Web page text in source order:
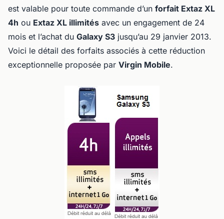
est valable pour toute commande d’un forfait Extaz XL
4h ou Extaz XL illimités avec un engagement de 24
mois et l’achat du Galaxy S3 jusqu’au 29 janvier 2013.
Voici le détail des forfaits associés à cette réduction
exceptionnelle proposée par Virgin Mobile.